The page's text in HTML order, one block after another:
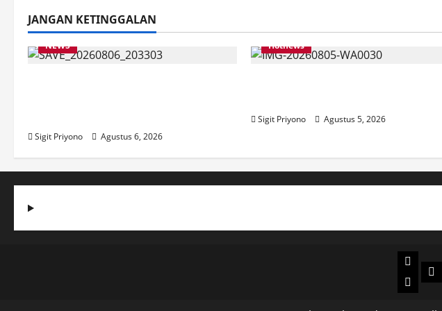
JANGAN KETINGGALAN
NEWS
Sigit Priyono Agustus 6, 2026
Hotnews
Sigit Priyono Agustus 5, 2026
News